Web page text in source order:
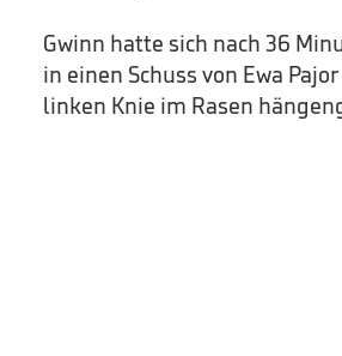
Gwinn hatte sich nach 36
in einen Schuss von Ewa
linken Knie im Rasen